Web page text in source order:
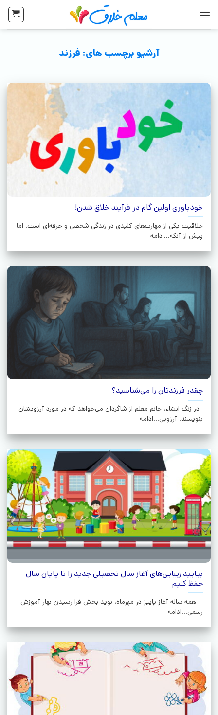
آرشیو برچسب های: فرزند
خودباوری اولین گام در فرآیند خلاق شدن!
خلاقیت یکی از مهارت‌های کلیدی در زندگی شخصی و حرفه‌ای است. اما
پیش از آنکه...ادامه
چقدر فرزندتان را می‌شناسید؟
در زنگ انشاء، خانم معلم از شاگردان می‌خواهد که در مورد آرزویشان
بنویسند. آرزویی...ادامه
بیایید زیبایی‌های آغاز سال تحصیلی جدید را تا پایان سال
حفظ کنیم
همه ساله آغاز پاییز در مهرماه، نوید بخش فرا رسیدن بهار آموزش
رسمی...ادامه